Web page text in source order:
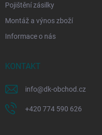
Pojištění zásilky
Montáž a výnos zboží
Informace o nás
KONTAKT
info@dk-obchod.cz
+420 774 590 626